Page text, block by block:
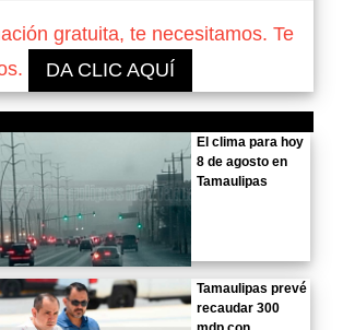
gratuita, te necesitamos. Te
DA CLIC AQUÍ
El clima para hoy
8 de agosto en
Tamaulipas
Tamaulipas prevé
recaudar 300